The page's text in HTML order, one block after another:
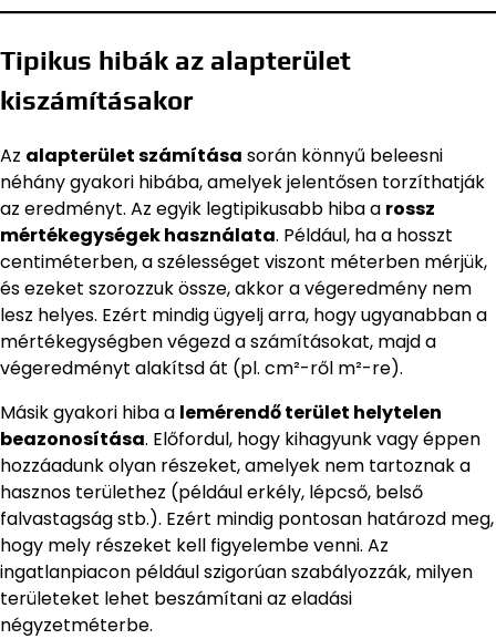
Tipikus hibák az alapterület
kiszámításakor
Az alapterület számítása során könnyű beleesni
néhány gyakori hibába, amelyek jelentősen torzíthatják
az eredményt. Az egyik legtipikusabb hiba a rossz
mértékegységek használata. Például, ha a hosszt
centiméterben, a szélességet viszont méterben mérjük,
és ezeket szorozzuk össze, akkor a végeredmény nem
lesz helyes. Ezért mindig ügyelj arra, hogy ugyanabban a
mértékegységben végezd a számításokat, majd a
végeredményt alakítsd át (pl. cm²-ről m²-re).
Másik gyakori hiba a lemérendő terület helytelen
beazonosítása. Előfordul, hogy kihagyunk vagy éppen
hozzáadunk olyan részeket, amelyek nem tartoznak a
hasznos területhez (például erkély, lépcső, belső
falvastagság stb.). Ezért mindig pontosan határozd meg,
hogy mely részeket kell figyelembe venni. Az
ingatlanpiacon például szigorúan szabályozzák, milyen
területeket lehet beszámítani az eladási
négyzetméterbe.